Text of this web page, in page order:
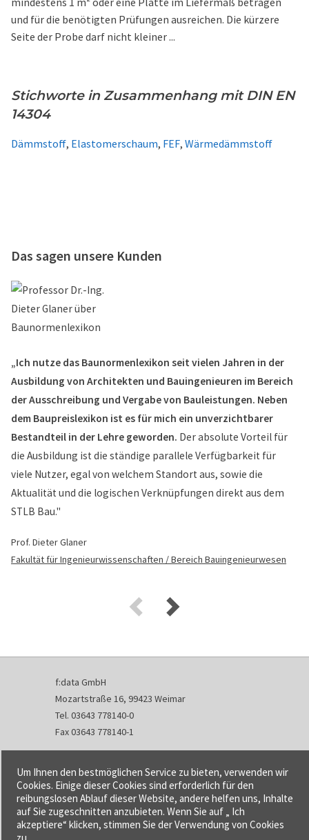
und für die benötigten Prüfungen ausreichen. Die kürzere
Seite der Probe darf nicht kleiner ...
Stichworte in Zusammenhang mit DIN EN
14304
Dämmstoff, Elastomerschaum, FEF, Wärmedämmstoff
Das sagen unsere Kunden
„Ich nutze das Baunormenlexikon seit vielen Jahren in der
Ausbildung von Architekten und Bauingenieuren im Bereich
der Ausschreibung und Vergabe von Bauleistungen. Neben
dem Baupreislexikon ist es für mich ein unverzichtbarer
Bestandteil in der Lehre geworden. Der absolute Vorteil für
die Ausbildung ist die ständige parallele Verfügbarkeit für
viele Nutzer, egal von welchem Standort aus, sowie die
Aktualität und die logischen Verknüpfungen direkt aus dem
STLB Bau."
Prof. Dieter Glaner
Fakultät für Ingenieurwissenschaften / Bereich Bauingenieurwesen
f:data GmbH
Mozartstraße 16, 99423 Weimar
Tel. 03643 778140-0
Fax 03643 778140-1
info@fdata.de
Kontakt
Impressum
Datenschutzerklärung
Urheberrecht und Haftung
Um Ihnen den bestmöglichen Service zu bieten, verwenden wir
Cookies. Einige dieser Cookies sind erforderlich für den
reibungslosen Ablauf dieser Website, andere helfen uns, Inhalte
auf Sie zugeschnitten anzubieten. Wenn Sie auf „ Ich
akzeptiere“ klicken, stimmen Sie der Verwendung von Cookies